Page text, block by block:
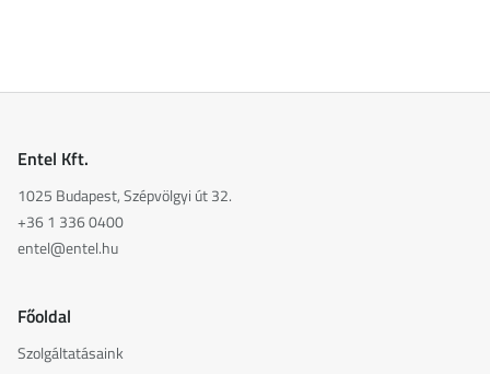
Entel Kft.
1025 Budapest, Szépvölgyi út 32.
+36 1 336 0400
entel@entel.hu
Főoldal
Szolgáltatásaink